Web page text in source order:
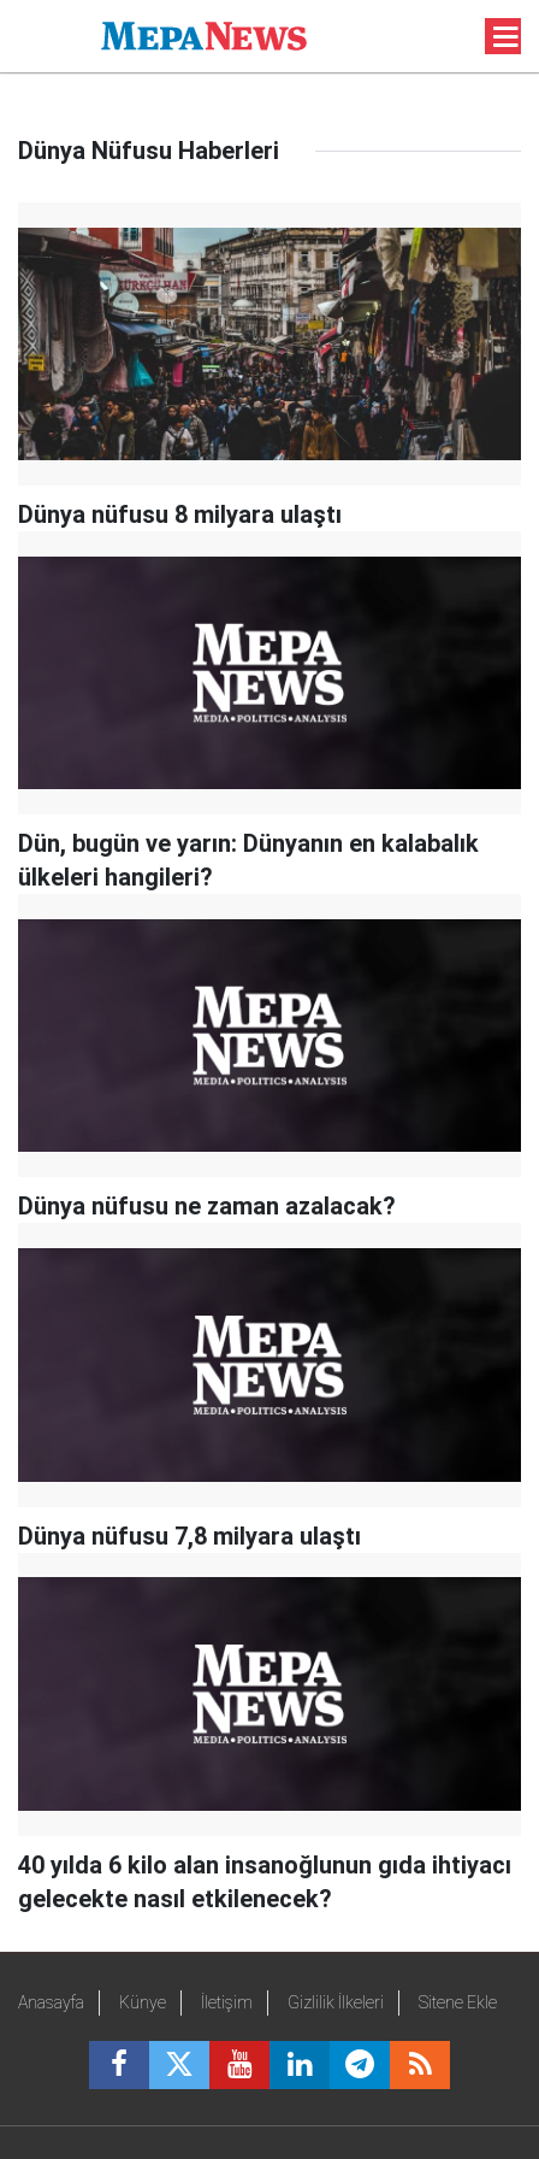
Dünya Nüfusu Haberleri
Dünya nüfusu 8 milyara ulaştı
Dün, bugün ve yarın: Dünyanın en kalabalık
ülkeleri hangileri?
Dünya nüfusu ne zaman azalacak?
Dünya nüfusu 7,8 milyara ulaştı
40 yılda 6 kilo alan insanoğlunun gıda ihtiyacı
gelecekte nasıl etkilenecek?
Anasayfa Künye İletişim Gizlilik İlkeleri Sitene Ekle